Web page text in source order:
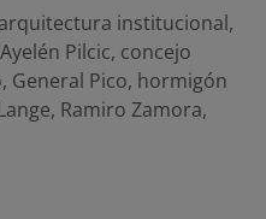
arquitectura institucional,
Ayelén Pilcic, concejo
, General Pico, hormigón
, Ramiro Zamora,